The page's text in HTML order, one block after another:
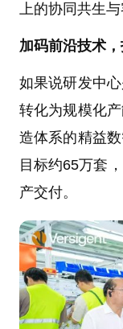
上的协同共生与
加码前沿技术
如果说研发中
转化为规模化
造体系的精益
目标约65万套
产交付。